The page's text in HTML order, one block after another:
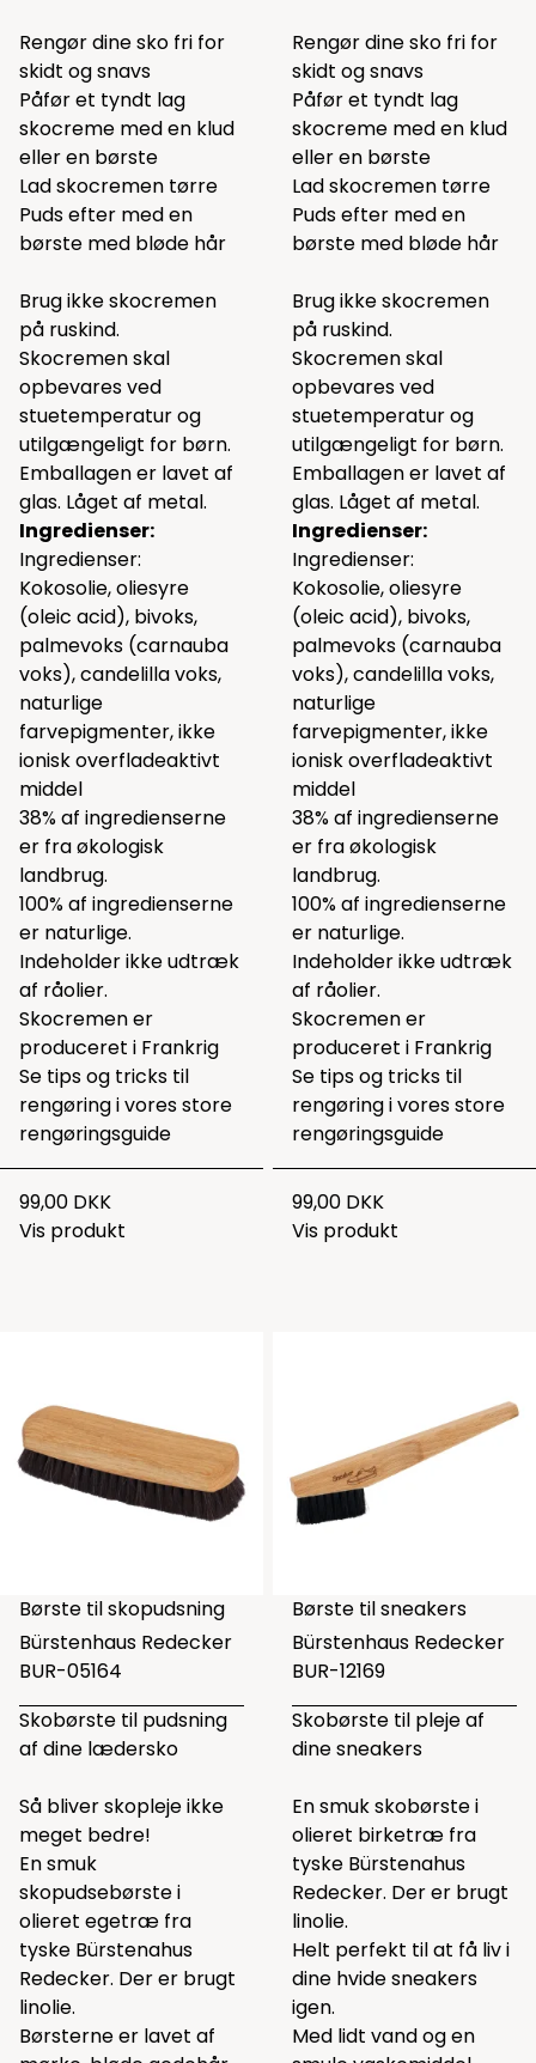
Rengør dine sko fri for
skidt og snavs
Påfør et tyndt lag
skocreme med en klud
eller en børste
Lad skocremen tørre
Puds efter med en
børste med bløde hår
Brug ikke skocremen
på ruskind.
Skocremen skal
opbevares ved
stuetemperatur og
utilgængeligt for børn.
Emballagen er lavet af
glas. Låget af metal.
Ingredienser:
Ingredienser:
Kokosolie, oliesyre
(oleic acid), bivoks,
palmevoks (carnauba
voks), candelilla voks,
naturlige
farvepigmenter, ikke
ionisk overfladeaktivt
middel
38% af ingredienserne
er fra økologisk
landbrug.
100% af ingredienserne
er naturlige.
Indeholder ikke udtræk
af råolier.
Skocremen er
produceret i Frankrig
Se tips og tricks til
rengøring i voresstore
rengøringsguide
99,00 DKK
Vis produkt
Rengør dine sko fri for
skidt og snavs
Påfør et tyndt lag
skocreme med en klud
eller en børste
Lad skocremen tørre
Puds efter med en
børste med bløde hår
Brug ikke skocremen
på ruskind.
Skocremen skal
opbevares ved
stuetemperatur og
utilgængeligt for børn.
Emballagen er lavet af
glas. Låget af metal.
Ingredienser:
Ingredienser:
Kokosolie, oliesyre
(oleic acid), bivoks,
palmevoks (carnauba
voks), candelilla voks,
naturlige
farvepigmenter, ikke
ionisk overfladeaktivt
middel
38% af ingredienserne
er fra økologisk
landbrug.
100% af ingredienserne
er naturlige.
Indeholder ikke udtræk
af råolier.
Skocremen er
produceret i Frankrig
Se tips og tricks til
rengøring i voresstore
rengøringsguide
99,00 DKK
Vis produkt
Børste til skopudsning
Bürstenhaus Redecker
BUR-05164
Skobørste til pudsning
af dine lædersko
Så bliver skopleje ikke
meget bedre!
En smuk
skopudsebørste i
olieret egetræ fra
tyske Bürstenahus
Redecker. Der er brugt
linolie.
Børsterne er lavet af
Børste til sneakers
Bürstenhaus Redecker
BUR-12169
Skobørste til pleje af
dine sneakers
En smuk skobørste i
olieret birketræ fra
tyske Bürstenahus
Redecker. Der er brugt
linolie.
Helt perfekt til at få liv i
dine hvide sneakers
igen.
Med lidt vand og en